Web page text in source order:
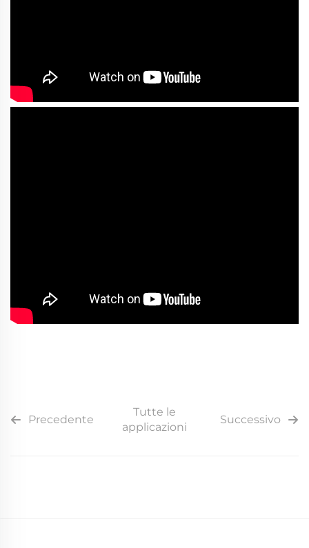
Precedente
Tutte le
applicazioni
Successivo